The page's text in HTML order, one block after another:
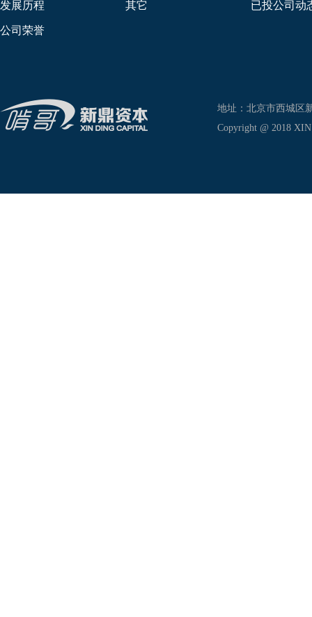
发展历程
公司荣誉
其它 已投公司动
地址：北京市西城区
Copyright @ 2018